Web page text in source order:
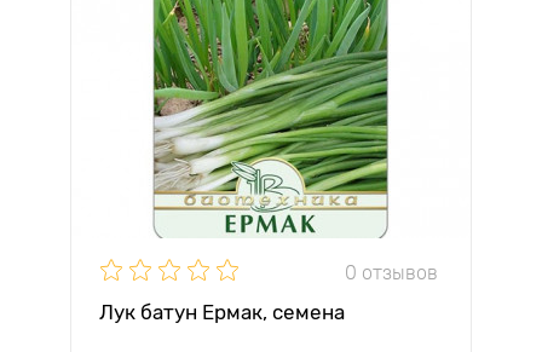
0 отзывов
Лук батун Ермак, семена